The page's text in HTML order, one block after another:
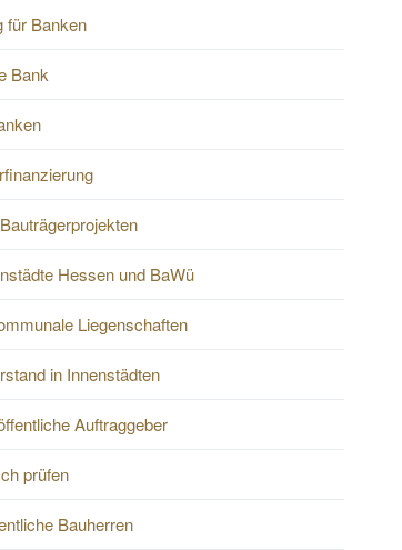
für Banken
Bank
Hessen und BaWü
Liegenschaften
in Innenstädten
Auftraggeber
prüfen
Bauherren